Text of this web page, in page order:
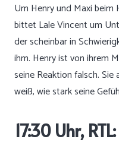
Um Henry und Maxi beim
bittet Lale Vincent um
der scheinbar in
ihm. Henry ist von ihrem
seine Reaktion falsch.
weiß, wie stark seine
17:30 Uhr,